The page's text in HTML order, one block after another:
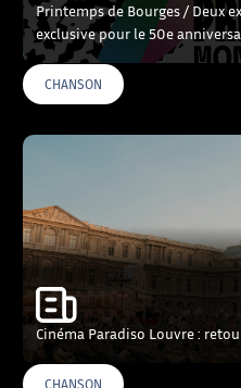
Printemps de Bourges / Deux
exclusive pour le 50e
CHANSON
Cinéma Paradiso Louvre :